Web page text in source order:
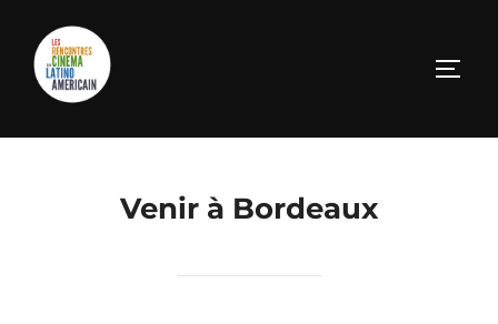
Venir à Bordeaux